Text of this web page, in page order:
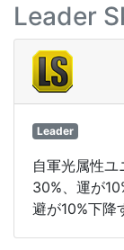
Leader
Leader
自軍光属性
30%、運が
避が10%下降